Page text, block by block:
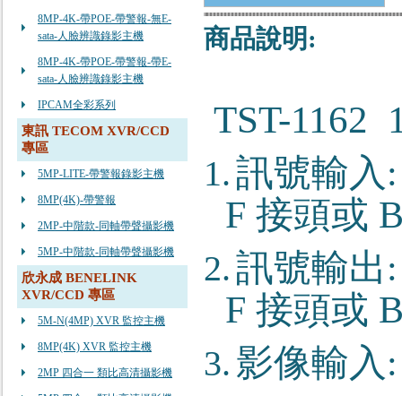
8MP-4K-帶POE-帶警報-無E-
sata-人臉辨識錄影主機
8MP-4K-帶POE-帶警報-帶E-
sata-人臉辨識錄影主機
IPCAM全彩系列
東訊 TECOM XVR/CCD
專區
5MP-LITE-帶警報錄影主機
8MP(4K)-帶警報
2MP-中階款-同軸帶聲攝影機
5MP-中階款-同軸帶聲攝影機
欣永成 BENELINK
XVR/CCD 專區
5M-N(4MP) XVR 監控主機
8MP(4K) XVR 監控主機
2MP 四合一 類比高清攝影機
商品說明:
TST-1162
1.訊號輸入
F 接頭或
2.訊號輸出
F 接頭或
3. 影像輸入